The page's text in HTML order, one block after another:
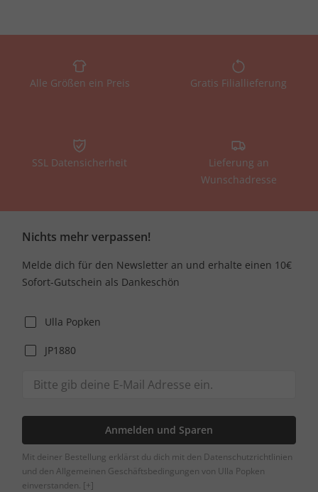
Alle Größen ein Preis Gratis Filiallieferung
SSL Datensicherheit
Lieferung an
Wunschadresse
Nichts mehr verpassen!
Melde dich für den Newsletter an und erhalte einen 10€
Sofort-Gutschein als Dankeschön
Ulla Popken
JP1880
Anmelden und Sparen
Mit deiner Bestellung erklärst du dich mit den Datenschutzrichtlinien
und den Allgemeinen Geschäftsbedingungen von Ulla Popken
einverstanden. [+]